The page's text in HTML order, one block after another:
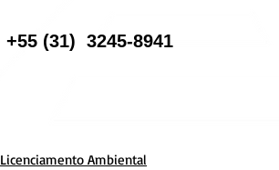
+55 (31) 3245-8941
Licenciamento Ambiental